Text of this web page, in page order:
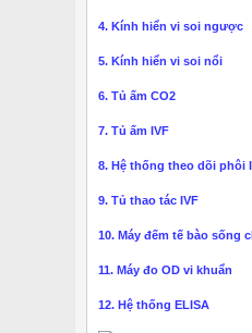
4. Kính hiển vi soi ngược
5. Kính hiển vi soi nổi
6. Tủ ấm CO2
7. Tủ ấm IVF
8. Hệ thống theo dõi phôi
9. Tủ thao tác IVF
10. Máy đếm tế bào sống
11. Máy đo OD vi khuẩn
12. Hệ thống ELISA